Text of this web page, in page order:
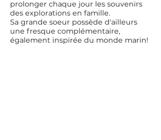
prolonger chaque jour les souvenirs
des explorations en famille.
Sa grande soeur possède d'ailleurs
une fresque complémentaire,
également inspirée du monde marin!